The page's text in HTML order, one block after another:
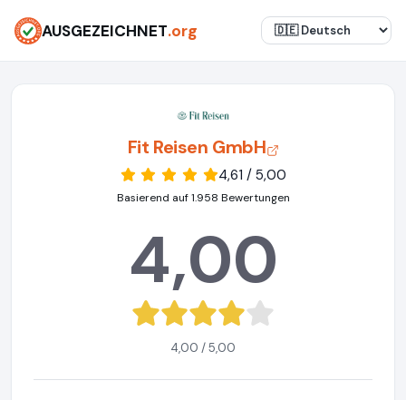
AUSGEZEICHNET.org
Fit Reisen GmbH
4,61 / 5,00
Basierend auf 1.958 Bewertungen
4,00
4,00 / 5,00